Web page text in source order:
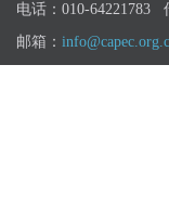
电话：010-64221783
邮箱：